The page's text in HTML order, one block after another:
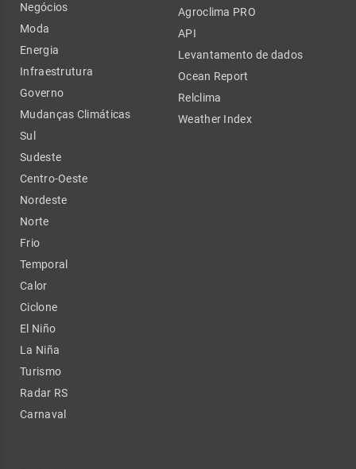
Negócios
Moda
Energia
Infraestrutura
Governo
Mudanças Climáticas
Sul
Sudeste
Centro-Oeste
Nordeste
Norte
Frio
Temporal
Calor
Ciclone
El Niño
La Niña
Turismo
Radar RS
Carnaval
Agroclima PRO
API
Levantamento de dados
Ocean Report
Relclima
Weather Index